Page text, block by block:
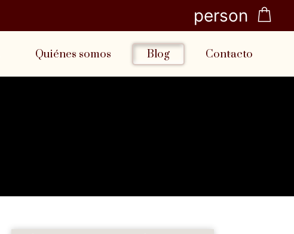
person
Quiénes somos Blog Contacto